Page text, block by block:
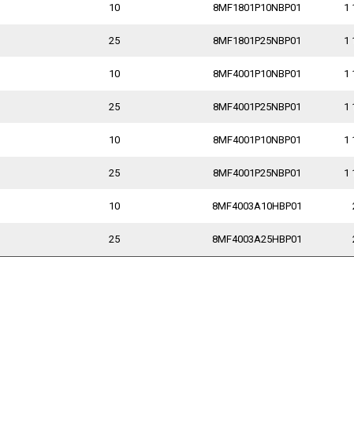
10 8MF1801P10NBP01 1
25 8MF1801P25NBP01 1
10 8MF4001P10NBP01 1
25 8MF4001P25NBP01 1
10 8MF4001P10NBP01 1
25 8MF4001P25NBP01 1
10 8MF4003A10HBP01
25 8MF4003A25HBP01